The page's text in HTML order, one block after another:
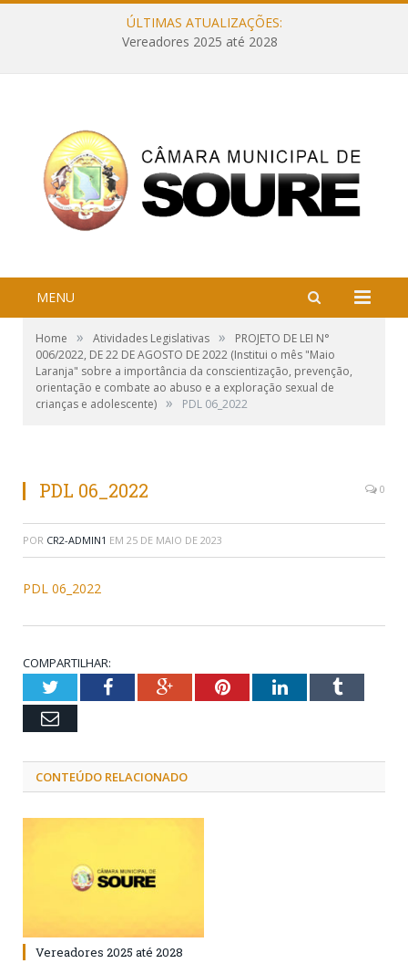
ÚLTIMAS ATUALIZAÇÕES:
Vereadores 2025 até 2028
MENU
Home » Atividades Legislativas »
PROJETO DE LEI N°
006/2022, DE 22 DE AGOSTO DE 2022 (Institui o mês "Maio
Laranja" sobre a importância da conscientização, prevenção,
orientação e combate ao abuso e a exploração sexual de
crianças e adolescente) » PDL 06_2022
PDL 06_2022 0
POR CR2-ADMIN1 EM 25 DE MAIO DE 2023
PDL 06_2022
COMPARTILHAR:
TwitterFacebookGoogle+PinterestLinkedInTumblr
Email
CONTEÚDO RELACIONADO
Vereadores 2025 até 2028